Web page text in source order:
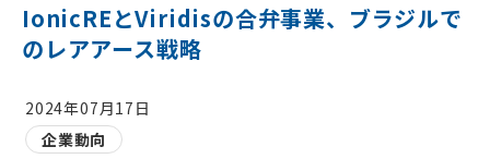
IonicREとViridisの合弁事業、ブラジルで
のレアアース戦略
2024年07月17日
企業動向